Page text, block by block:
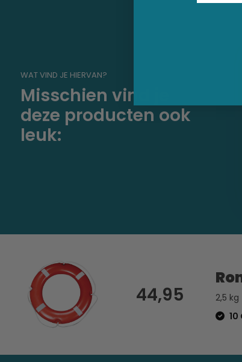
WAT VIND JE HIERVAN?
Misschien vind je
deze producten ook
leuk:open
en punt dak
Reddingsboeikast met deur
44,95
2,5 kg